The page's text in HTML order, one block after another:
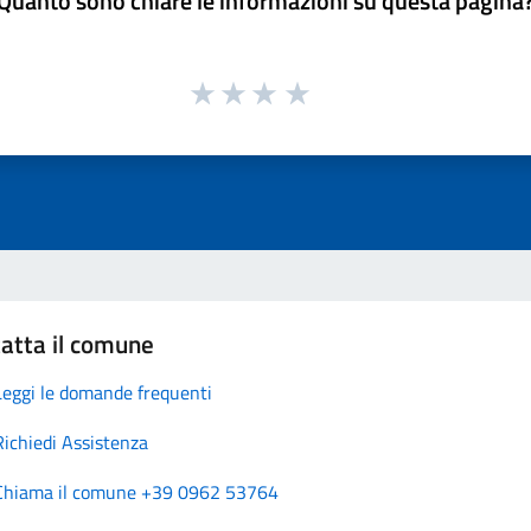
il comune
le domande frequenti
Assistenza
il comune +39 0962 53764